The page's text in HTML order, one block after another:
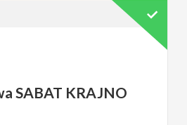
SABAT KRAJNO